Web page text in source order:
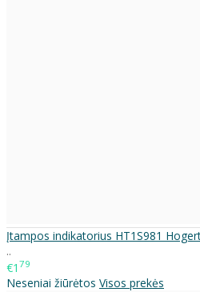
Įtampos indikatorius HT1S981
..
€1 79
Neseniai žiūrėtos Visos prekės